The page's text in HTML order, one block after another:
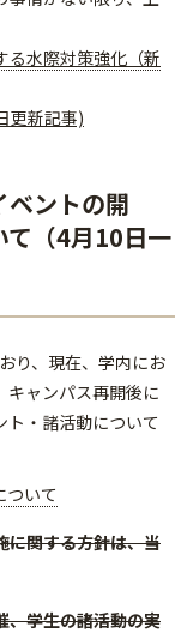
る水際対策強化（新
更新記事)
ベントの開
て（4月10日一
り、現在、学内にお
キャンパス再開後に
ト・諸活動について
ついて
関する方針は、当
学生の諸活動の実